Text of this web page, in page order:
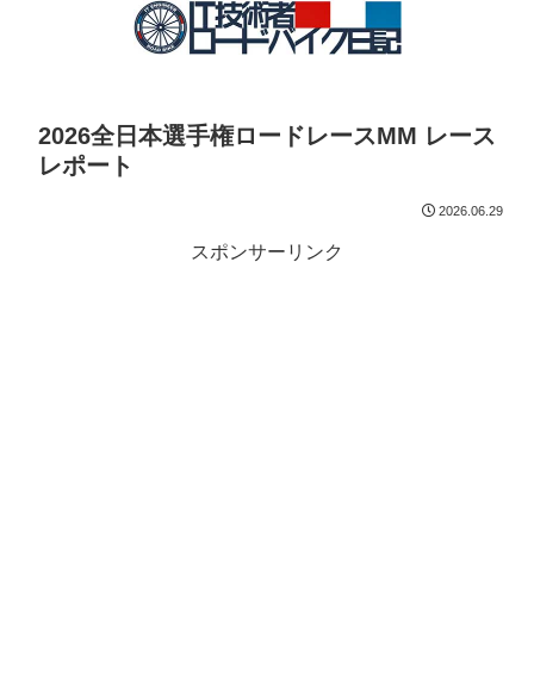
2026全日本選手権ロードレースMM レース
レポート
2026.06.29
スポンサーリンク